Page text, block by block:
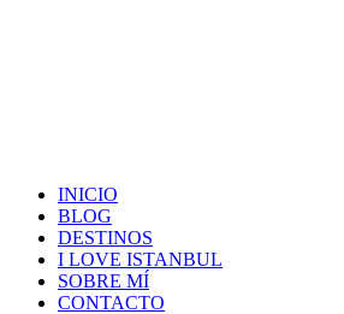
INICIO
BLOG
DESTINOS
I LOVE ISTANBUL
SOBRE MÍ
CONTACTO